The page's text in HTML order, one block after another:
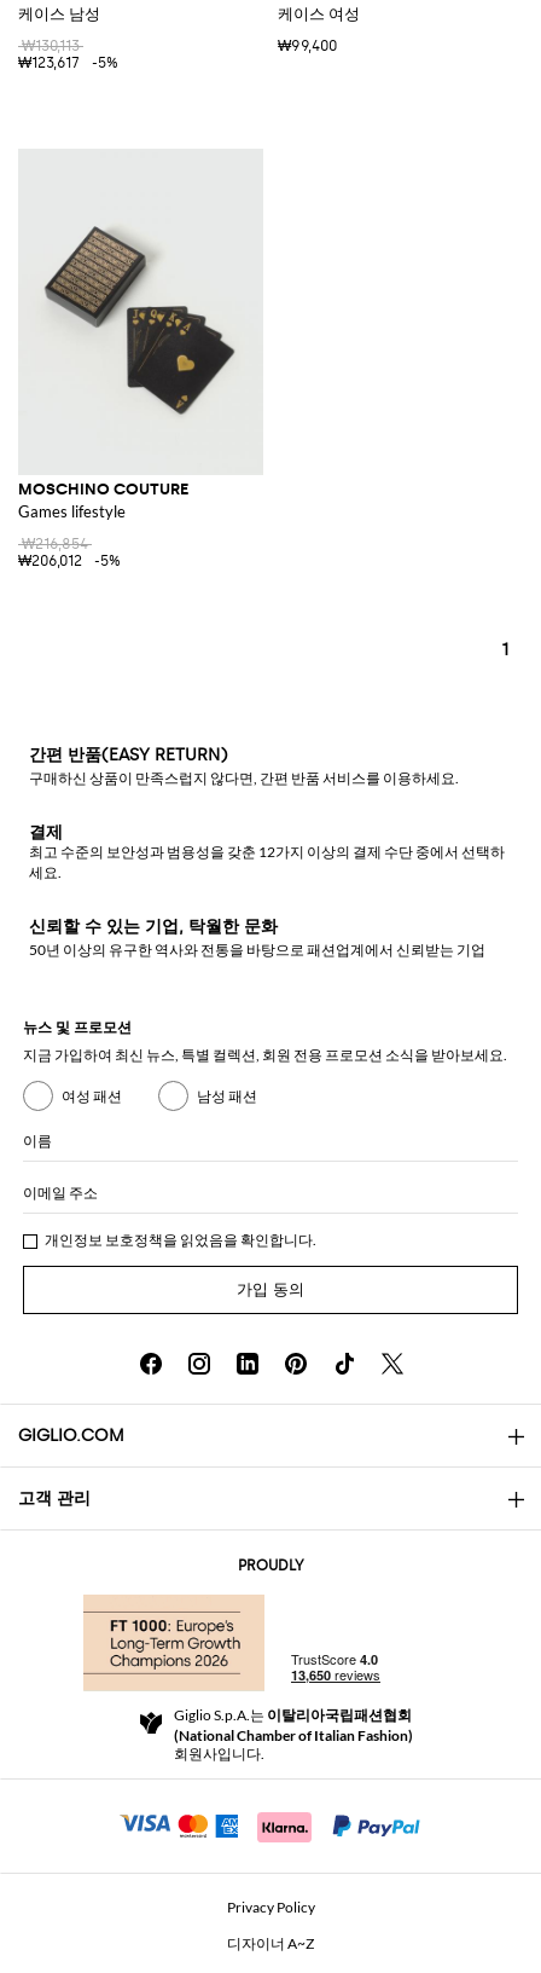
케이스 남성
₩130,113
₩123,617
-5%
케이스 여성
₩99,400
MOSCHINO COUTURE
Games lifestyle
₩216,854
₩206,012
-5%
1
간편 반품(EASY RETURN)
구매하신 상품이 만족스럽지 않다면, 간편 반품 서비스를 이용하세요.
결제
최고 수준의 보안성과 범용성을 갖춘 12가지 이상의 결제 수단 중에서 선택하
세요.
신뢰할 수 있는 기업, 탁월한 문화
50년 이상의 유구한 역사와 전통을 바탕으로 패션업계에서 신뢰받는 기업
뉴스 및 프로모션
지금 가입하여 최신 뉴스, 특별 컬렉션, 회원 전용 프로모션 소식을 받아보세요.
여성 패션 남성 패션
이름
이메일 주소
개인정보 보호정책을 읽었음을 확인합니다.
가입 동의
GIGLIO.COM
소개
Community Store
Beauty Seekers VIP Club
고객 관리
반품 및 환불
For a safe shopping experience
Security Communication
PROUDLY
Giglio S.p.A.는 이탈리아국립패션협회
(National Chamber of Italian Fashion)
회원사입니다.
Privacy Policy
디자이너 A~Z